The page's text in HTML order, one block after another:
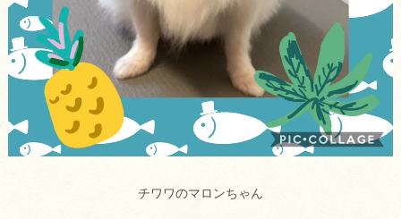
チワワのマロンちゃん